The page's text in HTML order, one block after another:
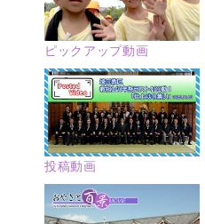
ピックアップ動画
投稿動画